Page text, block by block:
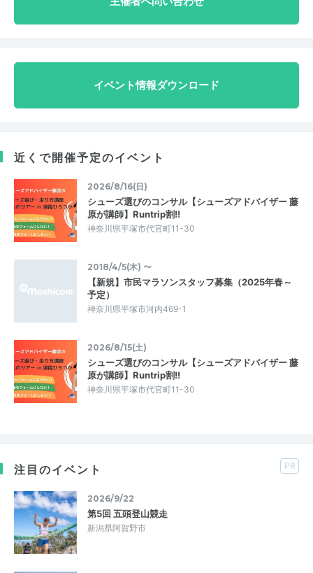
イベント情報ダウンロード
近くで開催予定のイベント
2026/8/16(日)
シューズ選びのコンサル【シューズアドバイザー 藤
原が講師】Runtrip割!!
神奈川県平塚市代官町11-30
2018/4/5(木) 〜
【新規】市民マラソンスタッフ募集（2025年春～
予定）
神奈川県平塚市河内469-1
2026/8/15(土)
シューズ選びのコンサル【シューズアドバイザー 藤
原が講師】Runtrip割!!
神奈川県平塚市代官町11-30
注目のイベント PR
2026/9/22
第5回 五頭登山競走
新潟県阿賀野市